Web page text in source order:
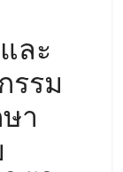
ละ
รรม
า